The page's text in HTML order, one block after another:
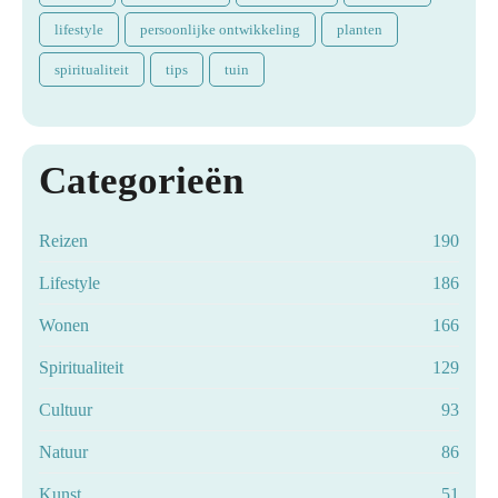
lifestyle persoonlijke ontwikkeling planten
spiritualiteit tips tuin
Categorieën
Reizen 190
Lifestyle 186
Wonen 166
Spiritualiteit 129
Cultuur 93
Natuur 86
Kunst 51